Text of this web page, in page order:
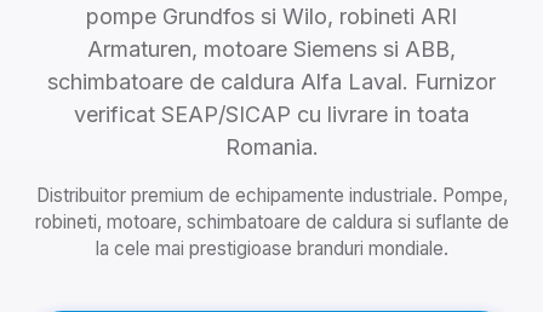
pompe Grundfos si Wilo, robineti ARI
Armaturen, motoare Siemens si ABB,
schimbatoare de caldura Alfa Laval. Furnizor
verificat SEAP/SICAP cu livrare in toata
Romania.
Distribuitor premium de echipamente industriale. Pompe,
robineti, motoare, schimbatoare de caldura si suflante de
la cele mai prestigioase branduri mondiale.